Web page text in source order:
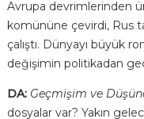
Avrupa devrimlerinden
komününe çevirdi, Rus
çalıştı. Dünyayı büyük
değişimin politikadan
DA: Geçmişim ve
dosyalar var? Yakın